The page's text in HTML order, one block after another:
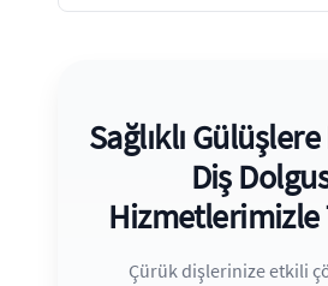
Sağlıklı
Diş
Hizmetlerimizle
Çürük dişlerinize etkili